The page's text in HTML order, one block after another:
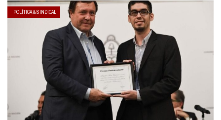
POLÍTICA & SINDICAL